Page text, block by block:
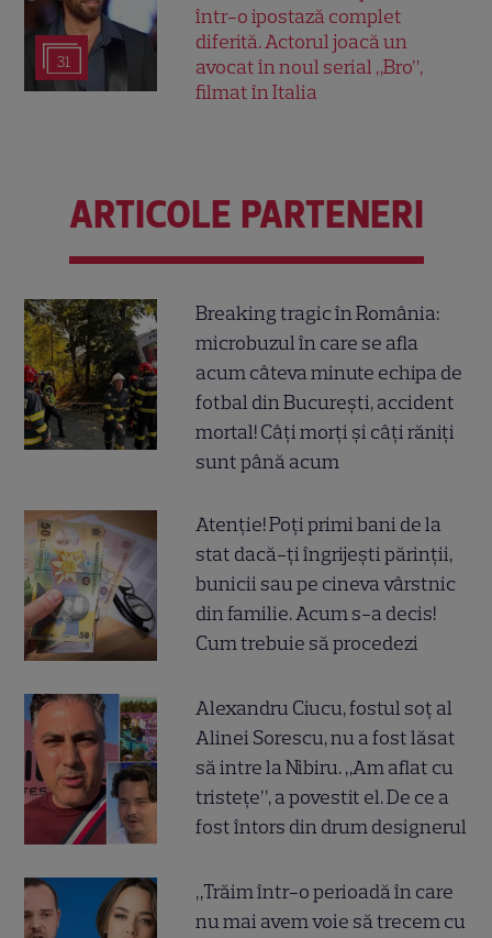
31
într-o ipostază complet
diferită. Actorul joacă un
avocat în noul serial „Bro”,
filmat în Italia
ARTICOLE PARTENERI
Breaking tragic în România:
microbuzul în care se afla
acum câteva minute echipa de
fotbal din București, accident
mortal! Câți morți și câți răniți
sunt până acum
Atenție! Poți primi bani de la
stat dacă-ți îngrijești părinții,
bunicii sau pe cineva vârstnic
din familie. Acum s-a decis!
Cum trebuie să procedezi
Alexandru Ciucu, fostul soț al
Alinei Sorescu, nu a fost lăsat
să intre la Nibiru. „Am aflat cu
tristețe”, a povestit el. De ce a
fost întors din drum designerul
„Trăim într-o perioadă în care
nu mai avem voie să trecem cu